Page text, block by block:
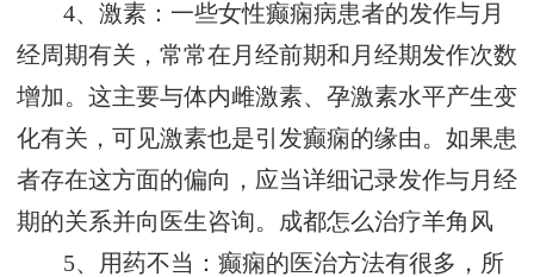
4、激素：一些女性癫痫病患者的发作与月
经周期有关，常常在月经前期和月经期发作次数
增加。这主要与体内雌激素、孕激素水平产生变
化有关，可见激素也是引发癫痫的缘由。如果患
者存在这方面的偏向，应当详细记录发作与月经
期的关系并向医生咨询。 成都怎么治疗羊角风
5、用药不当：癫痫的医治方法有很多，所